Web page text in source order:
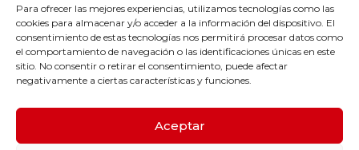
Para ofrecer las mejores experiencias, utilizamos tecnologías como las
cookies para almacenar y/o acceder a la información del dispositivo. El
consentimiento de estas tecnologías nos permitirá procesar datos como
el comportamiento de navegación o las identificaciones únicas en este
sitio. No consentir o retirar el consentimiento, puede afectar
negativamente a ciertas características y funciones.
Aceptar
Productos y categorías
Rodamientos y guiado lineal
Transmisión mecánica
Estanqueidad
Herramientas y accesorios de maquinaria